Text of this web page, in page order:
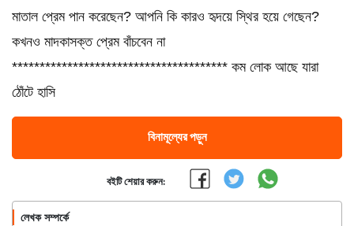
মাতাল প্রেম পান করেছেন? আপনি কি কারও হৃদয়ে স্থির হয়ে গেছেন?
কখনও মাদকাসক্ত প্রেম বাঁচবেন না
*************************************** কম লোক আছে যারা
ঠোঁটে হাসি
বিনামূল্যের পড়ুন
বইটি শেয়ার করুন:
লেখক সম্পর্কে